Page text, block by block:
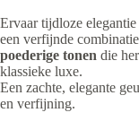
Ervaar tijdloze elegantie
een verfijnde
poederige tonen die
klassieke luxe.
Een zachte, elegante
en verfijning.